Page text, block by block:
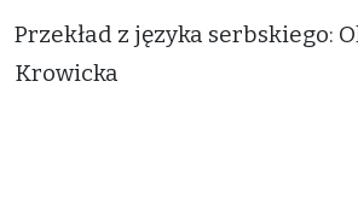
Przekład z języka serbskiego:
Krowicka